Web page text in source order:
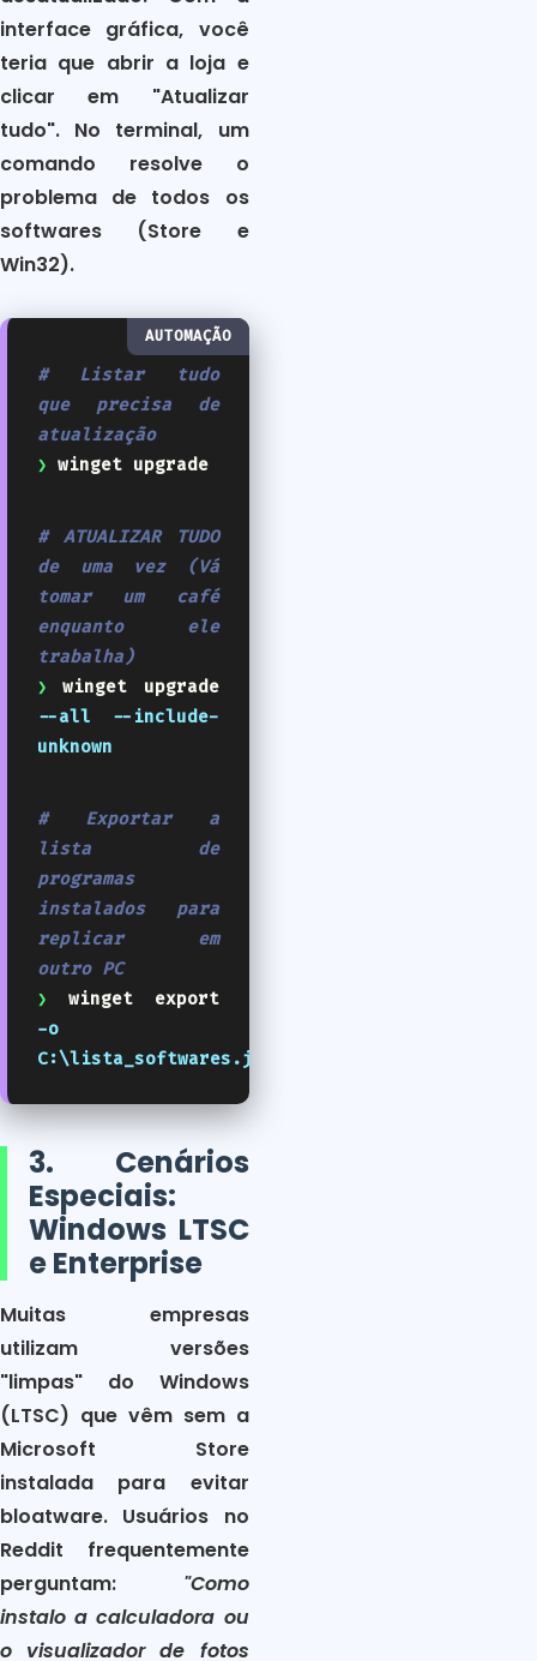
interface gráfica, você
teria que abrir a loja e
clicar em "Atualizar
tudo". No terminal, um
comando resolve o
problema de todos os
softwares (Store e
Win32).
AUTOMAÇÃO
# Listar tudo
que precisa de
atualização
❯ winget upgrade
# ATUALIZAR TUDO
de uma vez (Vá
tomar um café
enquanto ele
trabalha)
❯
winget upgrade
--all --include-
unknown
# Exportar a
lista de
programas
instalados para
replicar em
outro PC
❯
winget export
-o
C:\lista_softwares.json
3. Cenários
Especiais:
Windows LTSC
e Enterprise
Muitas empresas
utilizam versões
"limpas" do Windows
(LTSC) que vêm sem a
Microsoft Store
instalada para evitar
bloatware. Usuários no
Reddit frequentemente
perguntam: "Como
instalo a calculadora ou
o visualizador de fotos